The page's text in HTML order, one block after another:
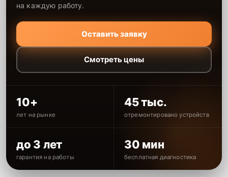
на каждую работу.
Оставить заявку
Смотреть цены
10+
лет на рынке
45 тыс.
отремонтировано устройств
до 3 лет
гарантия на работы
30 мин
бесплатная диагностика